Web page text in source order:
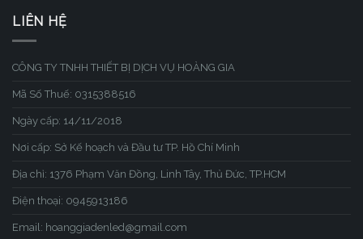
LIÊN HỆ
CÔNG TY TNHH THIẾT BỊ DỊCH VỤ HOÀNG GIA
Mã Số Thuế: 0315388516
Ngày cấp: 14/11/2018
Nơi cấp: Sở Kế hoạch và Đầu tư TP. Hồ Chí Minh
Địa chỉ: 1376 Phạm Văn Đồng, Linh Tây, Thủ Đức, TP.HCM
Điện thoại: 0945913186
Email: hoanggiadenled@gmail.com